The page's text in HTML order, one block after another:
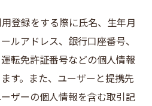
登録をする際に氏名、生年月
ルアドレス、銀行口座番号、
転免許証番号などの個人情報
す。また、ユーザーと提携先
ザーの個人情報を含む取引記